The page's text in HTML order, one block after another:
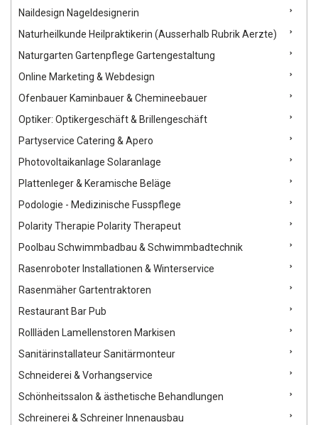
Naildesign Nageldesignerin
Naturheilkunde Heilpraktikerin (Ausserhalb Rubrik Aerzte)
Naturgarten Gartenpflege Gartengestaltung
Online Marketing & Webdesign
Ofenbauer Kaminbauer & Chemineebauer
Optiker: Optikergeschäft & Brillengeschäft
Partyservice Catering & Apero
Photovoltaikanlage Solaranlage
Plattenleger & Keramische Beläge
Podologie - Medizinische Fusspflege
Polarity Therapie Polarity Therapeut
Poolbau Schwimmbadbau & Schwimmbadtechnik
Rasenroboter Installationen & Winterservice
Rasenmäher Gartentraktoren
Restaurant Bar Pub
Rollläden Lamellenstoren Markisen
Sanitärinstallateur Sanitärmonteur
Schneiderei & Vorhangservice
Schönheitssalon & ästhetische Behandlungen
Schreinerei & Schreiner Innenausbau